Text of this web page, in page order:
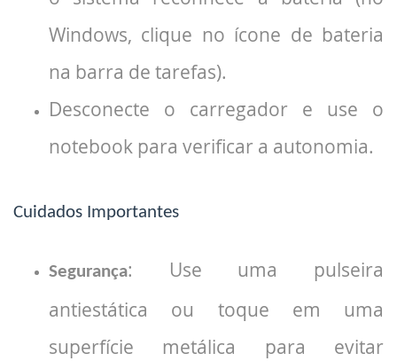
Windows, clique no ícone de bateria
na barra de tarefas).
Desconecte o carregador e use o
notebook para verificar a autonomia.
Cuidados Importantes
Segurança: Use uma pulseira
antiestática ou toque em uma
superfície metálica para evitar